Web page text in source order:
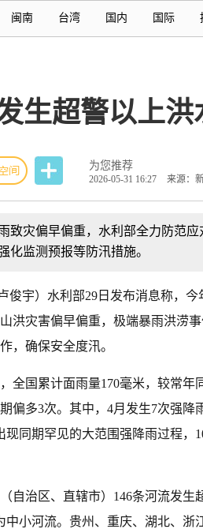
闽南 台湾 国内 国际
生超警以上
为您推荐
2026-05-31 16:27 来源：
致灾偏早偏重，水利部全力防范
化监测预报等防汛措施。
俊宇）水利部29日发布消息称，
洪灾害偏早偏重，极端暴雨洪涝
，确保安全度汛。
全国累计面雨量170毫米，较常年
偏多3次。其中，4月发生7次强降
现同期罕见的大范围强降雨过程，
自治区、直辖市）146条河流发生
小河流。贵州、重庆、湖北、浙